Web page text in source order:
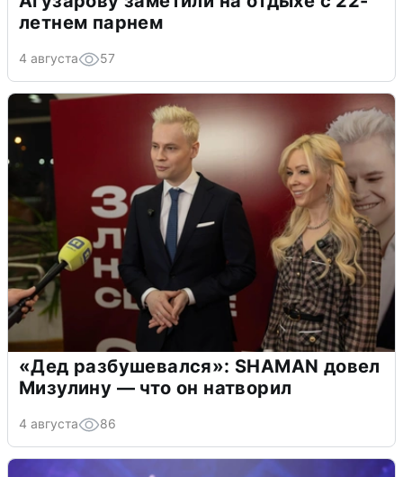
летнем парнем
4 августа 57
«Дед разбушевался»: SHAMAN довел
Мизулину — что он натворил
4 августа 86